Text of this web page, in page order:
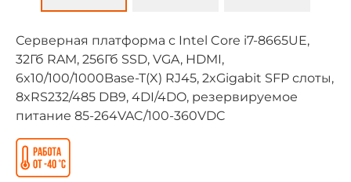
Серверная платформа с Intel Core i7-8665UE,
32Гб RAM, 256Гб SSD, VGA, HDMI,
6x10/100/1000Base-T(X) RJ45, 2xGigabit SFP слоты,
8xRS232/485 DB9, 4DI/4DO, резервируемое
питание 85-264VAC/100-360VDC